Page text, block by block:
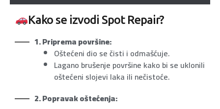
Kako se izvodi Spot Repair?
1. Priprema površine:
Oštećeni dio se čisti i odmašćuje.
Lagano brušenje površine kako bi se uklonili
oštećeni slojevi laka ili nečistoće.
2. Popravak oštećenja: